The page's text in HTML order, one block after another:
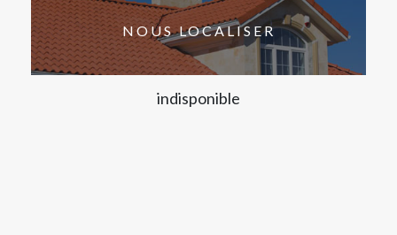
NOUS LOCALISER
indisponible